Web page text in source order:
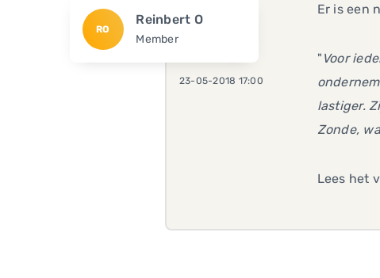
RO
Reinbert O
Member
23-05-2018 17:00
Er is een
" Voor
lastiger.
Zonde,
Lees het